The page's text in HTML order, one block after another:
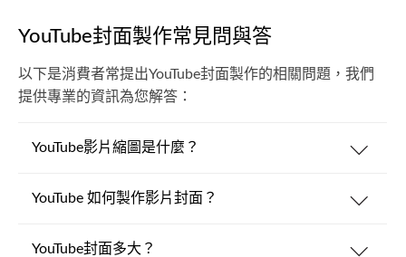
YouTube封面製作常見問與答
以下是消費者常提出YouTube封面製作的相關問題，我們
提供專業的資訊為您解答：
YouTube影片縮圖是什麼？
YouTube 如何製作影片封面？
YouTube封面多大？